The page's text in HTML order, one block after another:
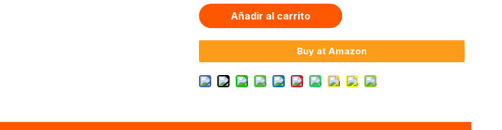
Añadir al carrito
Buy at Amazon